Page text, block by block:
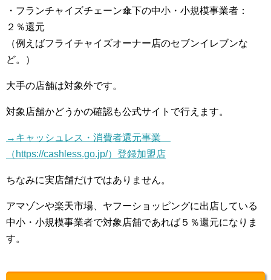
・フランチャイズチェーン傘下の中小・小規模事業者：
２％還元
（例えばフライチャイズオーナー店のセブンイレブンな
ど。）
大手の店舗は対象外です。
対象店舗かどうかの確認も公式サイトで行えます。
→キャッシュレス・消費者還元事業
（https://cashless.go.jp/）登録加盟店
ちなみに実店舗だけではありません。
アマゾンや楽天市場、ヤフーショッピングに出店している
中小・小規模事業者で対象店舗であれば５％還元になりま
す。